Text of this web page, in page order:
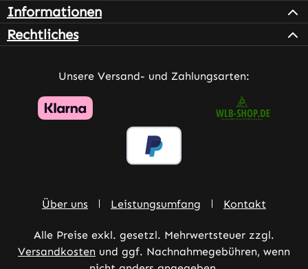
Informationen
Rechtliches
Unsere Versand- und Zahlungsarten:
Über uns Leistungsumfang Kontakt
Alle Preise exkl. gesetzl. Mehrwertsteuer zzgl.
Versandkosten und ggf. Nachnahmegebühren, wenn